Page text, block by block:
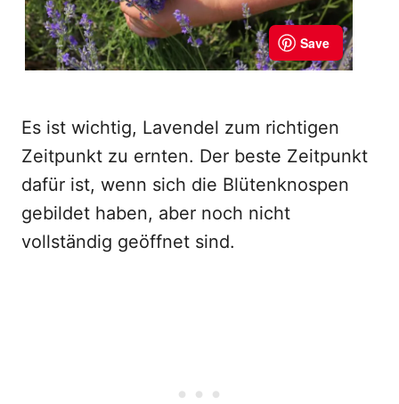
Es ist wichtig, Lavendel zum richtigen
Zeitpunkt zu ernten. Der beste Zeitpunkt
dafür ist, wenn sich die Blütenknospen
gebildet haben, aber noch nicht
vollständig geöffnet sind.